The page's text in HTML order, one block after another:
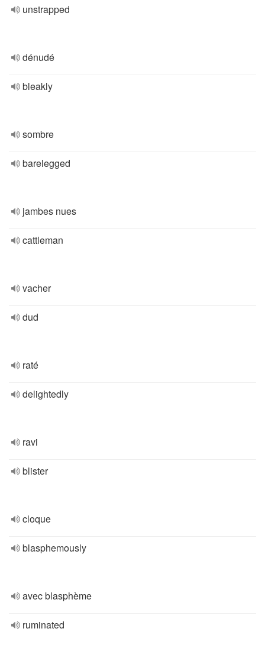
unstrapped
dénudé
bleakly
sombre
barelegged
jambes nues
cattleman
vacher
dud
raté
delightedly
ravi
blister
cloque
blasphemously
avec blasphème
ruminated